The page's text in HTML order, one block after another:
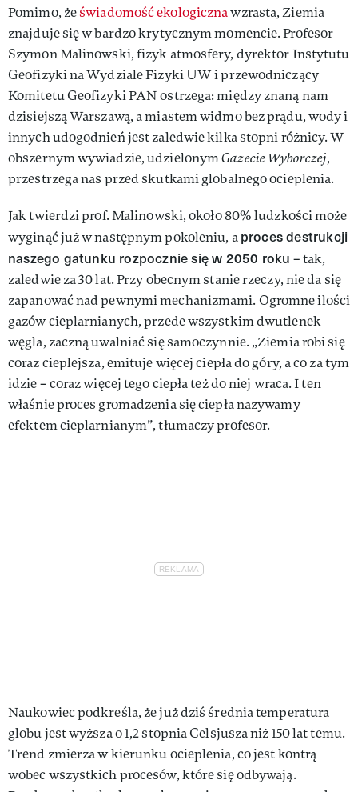
Pomimo, żeświadomość ekologicznawzrasta, Ziemia
znajduje się w bardzo krytycznym momencie. Profesor
Szymon Malinowski, fizyk atmosfery, dyrektor Instytutu
Geofizyki na Wydziale Fizyki UW i przewodniczący
Komitetu Geofizyki PAN ostrzega: między znaną nam
dzisiejszą Warszawą, a miastem widmo bez prądu, wody i
innych udogodnień jest zaledwie kilka stopni różnicy. W
obszernym wywiadzie, udzielonymGazecie Wyborczej,
przestrzega nas przed skutkami globalnego ocieplenia.
Jak twierdzi prof. Malinowski, około 80% ludzkości może
wyginąć już w następnym pokoleniu, aproces destrukcji
naszego gatunku rozpocznie się w 2050 roku – tak,
zaledwie za 30 lat. Przy obecnym stanie rzeczy, nie da się
zapanować nad pewnymi mechanizmami. Ogromne ilości
gazów cieplarnianych, przede wszystkim dwutlenek
węgla, zaczną uwalniać się samoczynnie. „Ziemia robi się
coraz cieplejsza, emituje więcej ciepła do góry, a co za tym
idzie – coraz więcej tego ciepła też do niej wraca. I ten
właśnie proces gromadzenia się ciepła nazywamy
efektem cieplarnianym”, tłumaczy profesor.
Naukowiec podkreśla, że już dziś średnia temperatura
globu jest wyższa o 1,2 stopnia Celsjusza niż 150 lat temu.
Trend zmierza w kierunku ocieplenia, co jest kontrą
wobec wszystkich procesów, które się odbywają.